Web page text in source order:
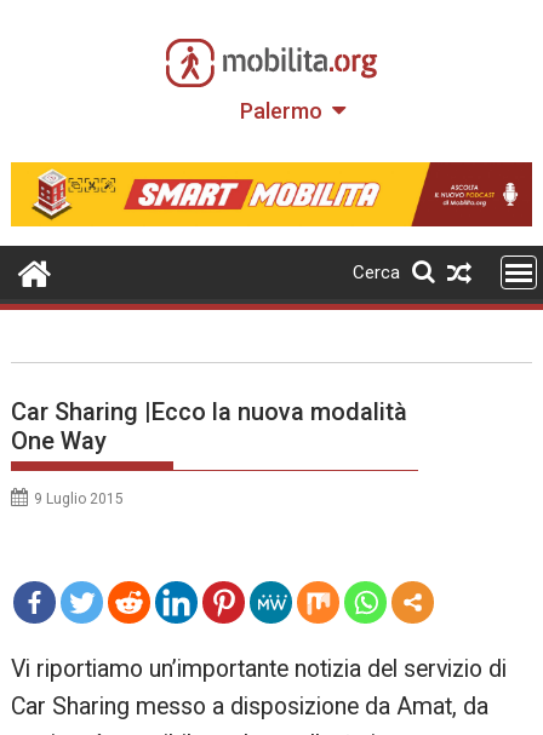
Palermo
Cerca
Car Sharing |Ecco la nuova modalità
One Way
9 Luglio 2015
re
Vi riportiamo un’importante notizia del servizio di
Car Sharing messo a disposizione da Amat, da